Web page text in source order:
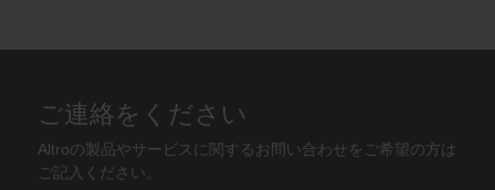
ご連絡をください
Altroの製品やサービスに関するお問い合わせをご希望の方は
ご記入ください。